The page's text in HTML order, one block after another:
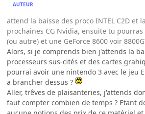
AUTEUR
attend la baisse des proco INTEL C2D et
prochaines CG Nvidia, ensuite tu pourras
(ou autre) et une GeForce 8600 voir
Alors, si je comprends bien j'attends la
processeurs sus-cités et des cartes
pourrai avoir une nintendo 3 avec le jeu
a brancher dessus ?
Aller, trêves de plaisanteries, j'attends
faut compter combien de temps ? Etant